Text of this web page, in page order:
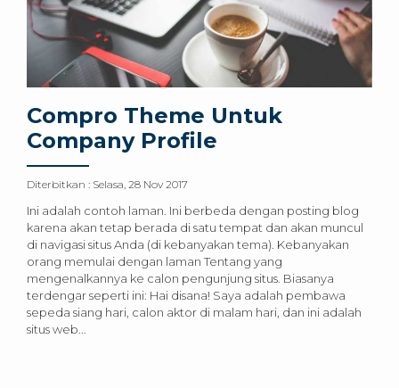
Compro Theme Untuk
Company Profile
Diterbitkan : Selasa, 28 Nov 2017
Ini adalah contoh laman. Ini berbeda dengan posting blog
karena akan tetap berada di satu tempat dan akan muncul
di navigasi situs Anda (di kebanyakan tema). Kebanyakan
orang memulai dengan laman Tentang yang
mengenalkannya ke calon pengunjung situs. Biasanya
terdengar seperti ini: Hai disana! Saya adalah pembawa
sepeda siang hari, calon aktor di malam hari, dan ini adalah
situs web...